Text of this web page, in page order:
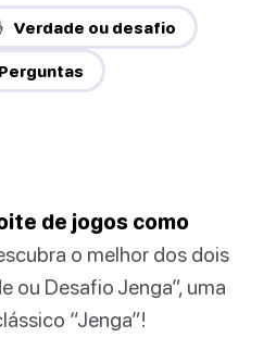
Verdade ou desafio
de jogos como
o melhor dos dois
ou Desafio Jenga”, uma
“Jenga”!